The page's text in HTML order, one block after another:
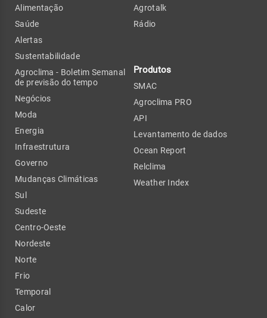
Alimentação
Saúde
Alertas
Sustentabilidade
Agroclima - Boletim Semanal
de previsão do tempo
Negócios
Moda
Energia
Infraestrutura
Governo
Mudanças Climáticas
Sul
Sudeste
Centro-Oeste
Nordeste
Norte
Frio
Temporal
Calor
Agrotalk
Rádio
Produtos
SMAC
Agroclima PRO
API
Levantamento de dados
Ocean Report
Relclima
Weather Index